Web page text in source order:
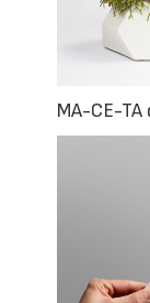
MA-CE-